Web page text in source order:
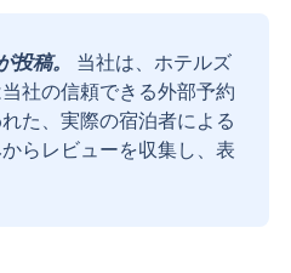
稿。
当社は、ホテルズ
社の信頼できる外部予約
た、実際の宿泊者による
らレビューを収集し、表